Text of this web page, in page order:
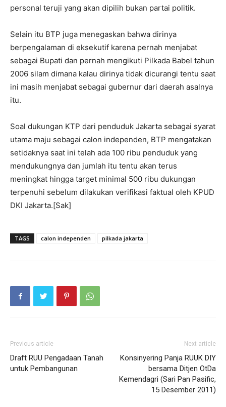
personal teruji yang akan dipilih bukan partai politik.
Selain itu BTP juga menegaskan bahwa dirinya
berpengalaman di eksekutif karena pernah menjabat
sebagai Bupati dan pernah mengikuti Pilkada Babel tahun
2006 silam dimana kalau dirinya tidak dicurangi tentu saat
ini masih menjabat sebagai gubernur dari daerah asalnya
itu.
Soal dukungan KTP dari penduduk Jakarta sebagai syarat
utama maju sebagai calon independen, BTP mengatakan
setidaknya saat ini telah ada 100 ribu penduduk yang
mendukungnya dan jumlah itu tentu akan terus
meningkat hingga target minimal 500 ribu dukungan
terpenuhi sebelum dilakukan verifikasi faktual oleh KPUD
DKI Jakarta.[Sak]
TAGS calon independen pilkada jakarta
Previous article
Draft RUU Pengadaan Tanah
untuk Pembangunan
Next article
Konsinyering Panja RUUK DIY
bersama Ditjen OtDa
Kemendagri (Sari Pan Pasific,
15 Desember 2011)